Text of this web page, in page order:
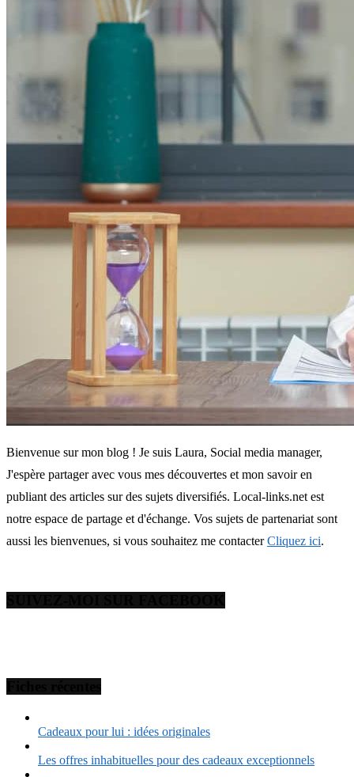
Bienvenue sur mon blog ! Je suis Laura, Social media manager,
J'espère partager avec vous mes découvertes et mon savoir en
publiant des articles sur des sujets diversifiés. Local-links.net est
notre espace de partage et d'échange. Vos sujets de partenariat sont
aussi les bienvenues, si vous souhaitez me contacterCliquez ici.
Cadeaux pour lui : idées originales
Les offres inhabituelles pour des cadeaux exceptionnels